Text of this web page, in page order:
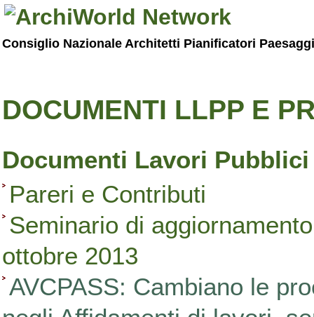
Consiglio Nazionale Architetti Pianificatori
DOCUMENTI LLPP E
Documenti Lavori Pubblici
Pareri e Contributi
Seminario di
ottobre 2013
AVCPASS: Cambiano le